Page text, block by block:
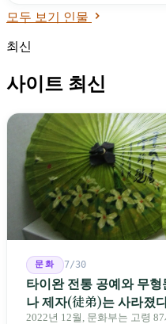
모두 보기 인물
최신
사이트 최신
문화 7/30
타이완 전통 공예와 무
나 제자(徒弟)는 사라졌
2022년 12월, 문화부는 고령